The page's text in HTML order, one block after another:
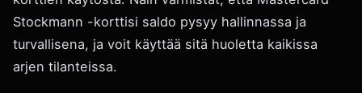
Stockmann -korttisi saldo pysyy hallinnassa ja
turvallisena, ja voit käyttää sitä huoletta kaikissa
arjen tilanteissa.